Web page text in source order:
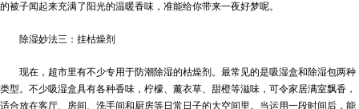
的被子闻起来充满了阳光的温暖香味，准能给你带来一夜好梦呢。
除湿妙法三：挂枯燥剂
现在，超市里有不少专用于防潮除湿的枯燥剂。最常见的是吸湿盒和除湿包两种
类型。不少吸湿盒具有各种香味，柠檬、薰衣草、甜橙等滋味，可令家居满室飘香，
适合放在客厅、房间、洗手间和厨房等日常日子的大空间里。当运用一段时间后，能